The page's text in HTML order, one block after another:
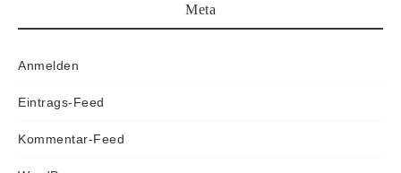
Meta
Anmelden
Eintrags-Feed
Kommentar-Feed